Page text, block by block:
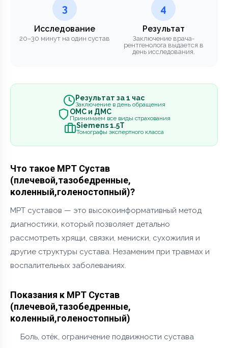
3
Исследование
20–30 минут на один сустав
4
Результат
Заключение врача-
рентгенолога выдается в
день исследования.
Результат за 1 час
Заключение в день обращения
ОМС и ДМС
Принимаем все виды страхования
Siemens 1.5Т
Томографы экспертного класса
Что такое МРТ Сустав
(плечевой,тазобедренные,
коленный,голеностопный)?
МРТ суставов — это высокоинформативный метод
диагностики, который позволяет детально
рассмотреть хрящи, связки, мениски, сухожилия и
другие структуры сустава. Незаменим при травмах и
воспалительных заболеваниях.
Показания к МРТ Сустав
(плечевой,тазобедренные,
коленный,голеностопный)
Боль, отёк, ограничение подвижности сустава